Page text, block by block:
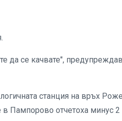
да се качвате",
станция на връх
Пампорово отчетоха минус 2